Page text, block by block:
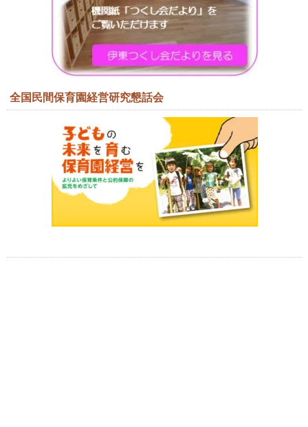
全国民間保育園経営研究懇話会